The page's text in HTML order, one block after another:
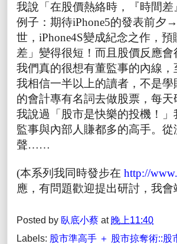
我說「在股價熱絡時，『時間
例子：期待iPhone5的發表前夕→
世， iPhone4S變成紀念之作，
差」變得很短！而且股價反應
我們真的很想有董監事的內線，
我相信一半以上的讀者，不是
的會計專有名詞去做股票，每天
我說過「股市是快樂的投機！
監事與內部人賺都多的高手。
聲……
(本系列我同時發步在 http://
應，有問題歡迎提出研討，我
Posted by 臥底小蔡 at 晚上11:40
Labels: 股市準高手 ＋ 股市掠奪術::股